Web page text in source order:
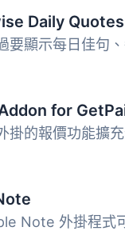
Daily Quotes
for